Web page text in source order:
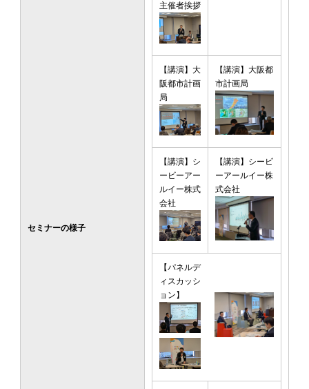
セミナーの様子
主催者挨拶
【講演】大
阪都市計画
局
【講演】大阪都
市計画局
【講演】シ
ービーアー
ルイー株式
会社
【講演】シービ
ーアールイー株
式会社
【パネルデ
ィスカッシ
ョン】